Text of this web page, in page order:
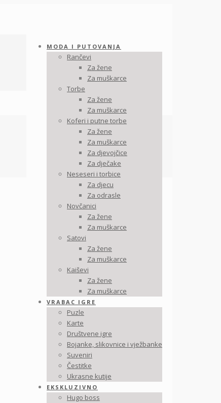
MODA I PUTOVANJA
Rančevi
Za žene
Za muškarce
Torbe
Za žene
Za muškarce
Koferi i putne torbe
Za žene
Za muškarce
Za djevojčice
Za dječake
Neseseri i torbice
Za djecu
Za odrasle
Novčanici
Za žene
Za muškarce
Satovi
Za žene
Za muškarce
Kaiševi
Za žene
Za muškarce
VRABAC IGRE
Puzle
Karte
Društvene igre
Bojanke, slikovnice i vježbanke
Suveniri
Čestitke
Ukrasne kutije
EKSKLUZIVNO
Hugo boss